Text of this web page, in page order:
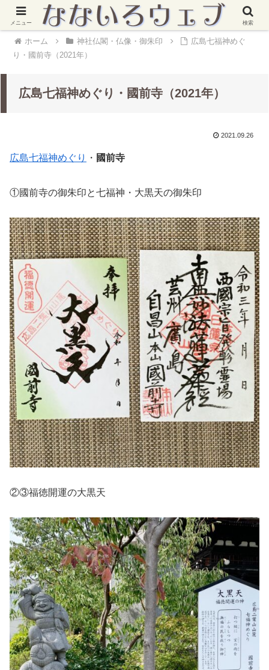
ホーム 神社仏閣・仏像・御朱印
広島七福神めぐ
り・國前寺（2021年）
広島七福神めぐり・國前寺（2021年）
2021.09.26
広島七福神めぐり ・ 國前寺
①國前寺の御朱印と七福神・大黒天の御朱印
②③福徳開運の大黒天
メニュー 検索